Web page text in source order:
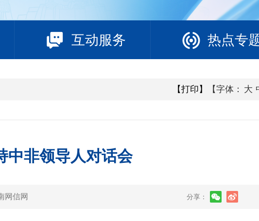
互动服务 热点专
【打印】 【字体： 大
中非领导人对话会
网信网 分享：